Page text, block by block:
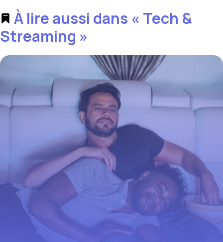
À lire aussi dans « Tech &
Streaming »